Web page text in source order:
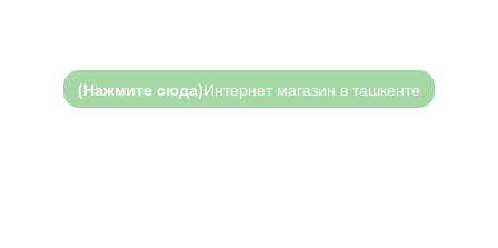
(Нажмите сюда)Интернет магазин в ташкенте